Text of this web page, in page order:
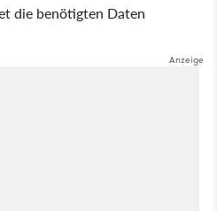
die benötigten Daten